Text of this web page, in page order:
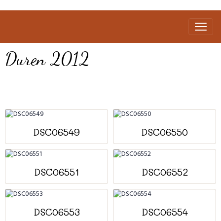
Duren 2012
DSC06549 DSC06550
DSC06551 DSC06552
DSC06553 DSC06554